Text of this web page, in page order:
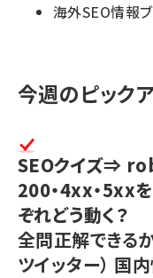
海外SEO情報
今週のピック
SEOクイズ⇒
200・4xx・5xx
ぞれどう動く？
全問正解できる
ツイッター） 国